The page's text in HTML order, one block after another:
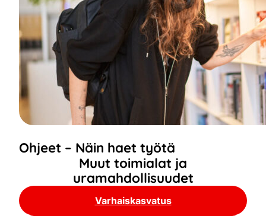
Ohjeet – Näin haet työtä
Muut toimialat ja
uramahdollisuudet
Varhaiskasvatus